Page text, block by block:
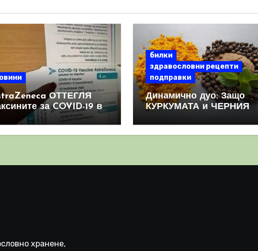
ОТТЕГЛЯ
за COVID-19 в
мащаб, след
призна, че те
билки
здравословни рецепти
подправки
Динамично дуо: Защо
КУРКУМАТА и ЧЕРНИЯ
комбинация
хранене,